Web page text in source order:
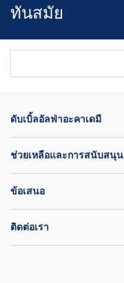
ทันสมัย
ดับเบิ้ลอัลฟ่าอะคาเดมี
ช่วยเหลือและการสนับสนุน
ข้อเสนอ
ติดต่อเรา